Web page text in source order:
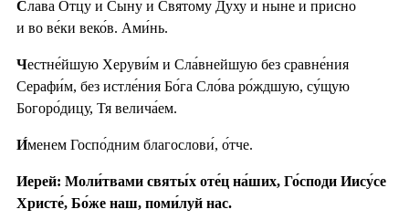
Сла́ва Отцу́ и Сы́ну и Свято́му Ду́ху и ны́не и при́сно
и во ве́ки веко́в. Ами́нь.
Честне́йшую Херуви́м и Сла́внейшую без сравне́ния
Серафи́м, без истле́ния Бо́га Сло́ва ро́ждшую, су́щую
Богоро́дицу, Тя велича́ем.
И́менем Госпо́дним благослови́, о́тче.
Иерей: Моли́твами святы́х оте́ц на́ших, Го́споди Иису́се
Христе́, Бо́же наш, поми́луй нас.